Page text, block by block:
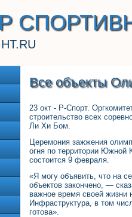
Все объекты
23 окт - Р-Спорт.
строительство всех
Ли Хи Бом.
Церемония зажжения
огня по территории Южной
состоится 9 февраля.
«Я могу объявить, что на
объектов закончено, —
важное время своей жизни
Инфраструктура, в том
готова».